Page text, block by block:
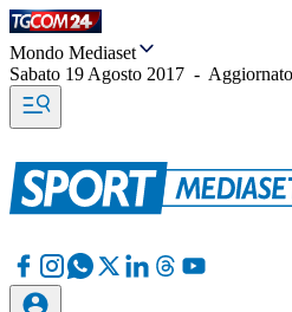
Mondo Mediaset
Sabato 19 Agosto 2017 -